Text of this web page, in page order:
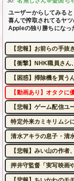
ユーザーからしてみると
喜んで搾取されてるヤ
Appleの独り勝ちになっ
【悲報】お前らの手
【衝撃】NHK職員さ
【困惑】掃除機を買
【動画あり】オタクに
【悲報】ゲーム配信
特定外来カミキリムシ
清水アキラの息子・清
【悲報】みい山の作者
押井守監督「実写映画